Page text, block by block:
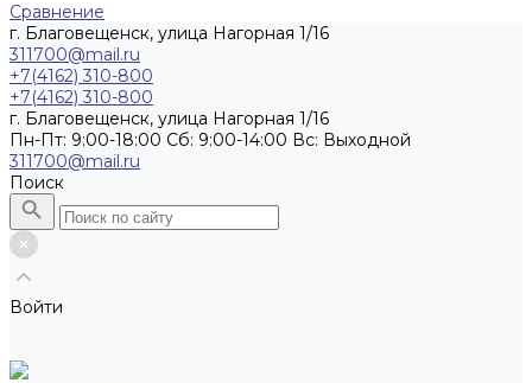
Сравнение
г. Благовещенск, улица Нагорная 1/16
311700@mail.ru
+7(4162) 310-800
+7(4162) 310-800
г. Благовещенск, улица Нагорная 1/16
Пн-Пт: 9:00-18:00 Cб: 9:00-14:00 Вс: Выходной
311700@mail.ru
Поиск
Войти